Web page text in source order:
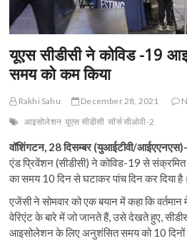
यूएस सीडीसी ने कोविड -19
समय को कम किया
Rakhi Sahu December 28, 2021
आइसोलेशन यूएस सीडीसी सॉर्स सीओवी-2
वॉशिंगटन, 28 दिसम्बर (युआईटीवी/आईएएनएस)-
एंड प्रिवेंशन (सीडीसी) ने कोविड-19 से
का समय 10 दिन से घटाकर पांच दिन कर दिया है।
एजेंसी ने सोमवार को एक बयान में कहा कि
वेरिएंट के बारे में जो जानते हैं, उसे देखते हुए,
आइसोलेशन के लिए अनुशंसित समय को 10 दिनों